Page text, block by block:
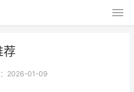
荐
2026-01-09